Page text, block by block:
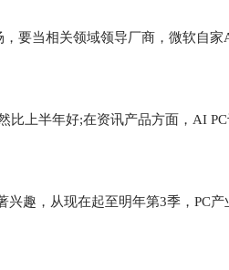
要当相关领域领导厂商，微软自家
上半年好;在资讯产品方面，AI
趣，从现在起至明年第3季，PC产